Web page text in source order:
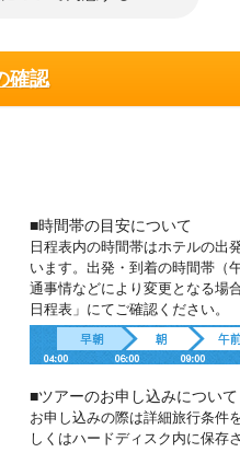
■時間帯の目安について
日程表内の時間帯はホテルの出
います。出発・到着の時間帯（
通事情などにより変更となる場
日程表」にてご確認ください。
■ツアーのお申し込みについて
お申し込みの際は詳細旅行条件
しくはハードディスク内に保存